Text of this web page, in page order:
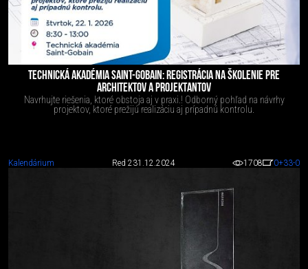
TECHNICKÁ AKADÉMIA SAINT-GOBAIN: REGISTRÁCIA NA ŠKOLENIE PRE
ARCHITEKTOV A PROJEKTANTOV
Navrhujte riešenia, ktoré obstoja aj v praxi.! Odborný pohľad na návrhy
projektov, ktoré prežijú realizáciu aj prípadnú kontrolu.
Kalendárium Red 231.12.2024 1708 0+33-0